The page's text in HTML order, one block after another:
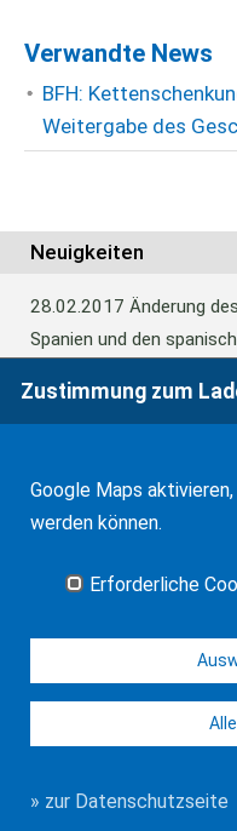
Verwandte News
BFH:
Weitergabe des
Neuigkeiten
28.02.2017 Änderung
Spanien und den
24.06.2016
01.01.2016
© WF Synold & Associates
Zustimmung zum
Google Maps
werden können.
Erforderliche
» zur Datenschutzseite